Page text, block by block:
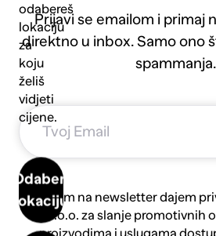
odabereš
lokaciju
za
koju
želiš
vidjeti
cijene.
Odaberi
lokaciju
Prijavi se emailom i primaj
direktno u inbox. Samo ono
spammanja.
Prijavom na newsletter dajem
d.o.o. za slanje promotivnih